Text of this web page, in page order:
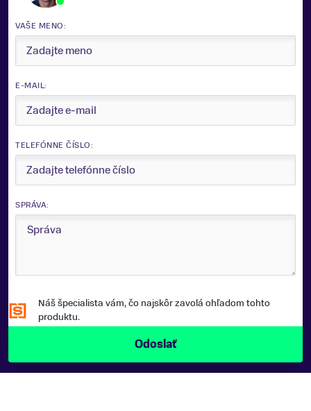
VAŠE MENO:
E-MAIL:
TELEFÓNNE ČÍSLO:
SPRÁVA:
Náš špecialista vám, čo najskôr zavolá ohľadom tohto
produktu.